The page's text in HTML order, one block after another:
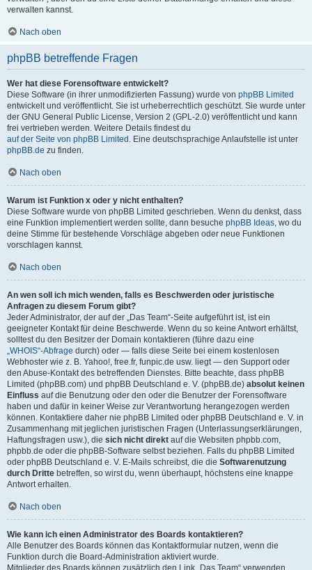
verwalten kannst.
Nach oben
phpBB betreffende Fragen
Wer hat diese Forensoftware entwickelt?
Diese Software (in ihrer unmodifizierten Fassung) wurde von phpBB Limited
entwickelt und veröffentlicht. Sie ist urheberrechtlich geschützt. Sie wurde unter
der GNU General Public License, Version 2 (GPL-2.0) veröffentlicht und kann
frei vertrieben werden. Weitere Details findest du
auf der Seite von phpBB Limited . Eine deutschsprachige Anlaufstelle ist unter
phpBB.de zu finden.
Nach oben
Warum ist Funktion x oder y nicht enthalten?
Diese Software wurde von phpBB Limited geschrieben. Wenn du denkst, dass
eine Funktion implementiert werden sollte, dann besuche phpBB Ideas, wo du
deine Stimme für bestehende Vorschläge abgeben oder neue Funktionen
vorschlagen kannst.
Nach oben
An wen soll ich mich wenden, falls es Beschwerden oder juristische
Anfragen zu diesem Forum gibt?
Jeder Administrator, der auf der „Das Team“-Seite aufgeführt ist, ist ein
geeigneter Kontakt für deine Beschwerde. Wenn du so keine Antwort erhältst,
solltest du den Besitzer der Domain kontaktieren (führe dazu eine
„WHOIS“-Abfrage durch) oder — falls diese Seite bei einem kostenlosen
Webhoster wie z. B. Yahoo!, free.fr, funpic.de usw. liegt — den Support oder
den Abuse-Kontakt des betreffenden Dienstes. Bitte beachte, dass phpBB
Limited (phpBB.com) und phpBB Deutschland e. V. (phpBB.de) absolut keinen
Einfluss auf die Benutzung oder den oder die Benutzer der Forensoftware
haben und dafür in keiner Weise zur Verantwortung herangezogen werden
können. Kontaktiere daher nie phpBB Limited oder phpBB Deutschland e. V. in
Zusammenhang mit jeglichen juristischen Fragen (Unterlassungserklärungen,
Haftungsfragen usw.), die sich nicht direkt auf die Websiten phpbb.com,
phpbb.de oder die phpBB-Software selbst beziehen. Falls du phpBB Limited
oder phpBB Deutschland e. V. E-Mails schreibst, die die Softwarenutzung
durch Dritte betreffen, so wirst du, wenn überhaupt, höchstens eine knappe
Antwort erhalten.
Nach oben
Wie kann ich einen Administrator des Boards kontaktieren?
Alle Benutzer des Boards können das Kontaktformular nutzen, wenn die
Funktion durch die Board-Administration aktiviert wurde.
Mitglieder des Boards können zusätzlich den Link „Das Team“ verwenden.